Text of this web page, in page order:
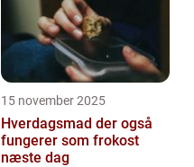
15 november 2025
Hverdagsmad der også
fungerer som frokost
næste dag